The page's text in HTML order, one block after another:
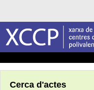
Cerca d'actes